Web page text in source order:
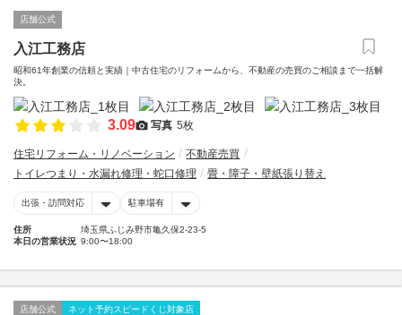
店舗公式
入江工務店
昭和61年創業の信頼と実績｜中古住宅のリフォームから、不動産の売買のご相談まで一括解
決。
3.09 写真 5枚
住宅リフォーム・リノベーション
不動産売買
トイレつまり・水漏れ修理・蛇口修理
畳・障子・壁紙張り替え
出張・訪問対応 駐車場有
住所
埼玉県ふじみ野市亀久保2-23-5
本日の営業状況 9:00〜18:00
店舗公式 ネット予約スピードくじ対象店